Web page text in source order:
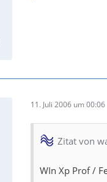
11. Juli 2006 um 00:06
Zitat von
WIn Xp Prof /